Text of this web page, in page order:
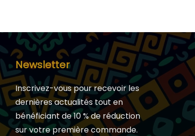
Newsletter
Inscrivez-vous pour recevoir les
dernières actualités tout en
bénéficiant de 10 % de réduction
sur votre première commande.